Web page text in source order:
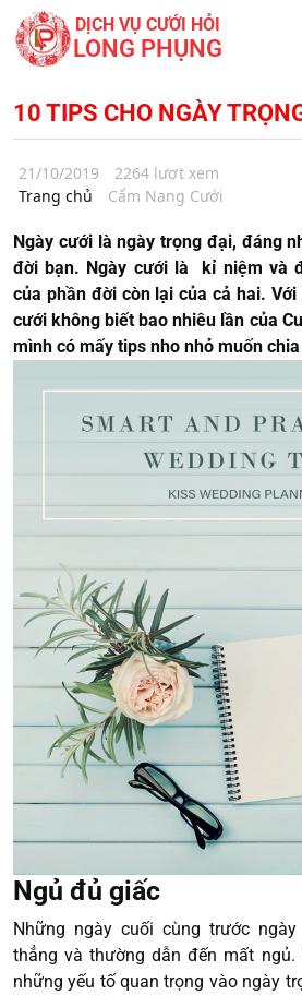
DỊCH VỤ CƯỚI HỎI
LONG PHỤNG
10 TIPS CHO NGÀY
21/10/2019
2264 lượt xem
Trang chủ
Cẩm Nang Cưới
Ngày cưới là ngày trọng đại, đáng
đời bạn. Ngày cưới là kỉ niệm và
của phần đời còn lại của cả hai.
cưới không biết bao nhiêu lần của
mình có mấy tips nho nhỏ muốn
Ngủ đủ giấc
Những ngày cuối cùng trước
thẳng và thường dẫn đến mất
những yếu tố quan trọng vào ngày